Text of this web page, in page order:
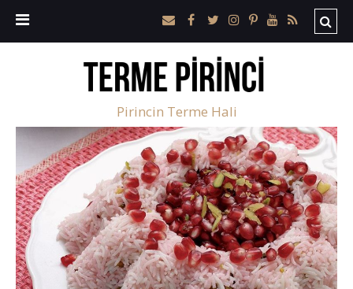
Pirincin Terme Hali